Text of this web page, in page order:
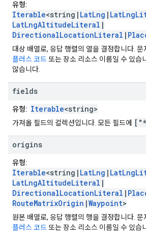
유형:
Iterable<string| LatLng |
LatLngAltitudeLiteral |
DirectionalLocationLiteral |
대상 배열로, 응답 행렬의 열을 결정합니다.
플러스 코드 또는 장소 리소스 이름일 수 있습
않습니다.
fields
유형: Iterable<string>
가져올 필드의 컬렉션입니다. 모든 필드에
origins
유형:
Iterable<string| LatLng |
LatLngAltitudeLiteral |
DirectionalLocationLiteral |
RouteMatrixOrigin |Waypoint>
원본 배열로, 응답 행렬의 행을 결정합니다.
플러스 코드 또는 장소 리소스 이름일 수 있습